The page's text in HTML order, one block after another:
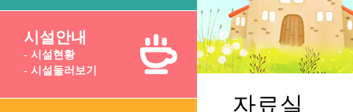
시설안내
- 시설현황
- 시설둘러보기
자료실